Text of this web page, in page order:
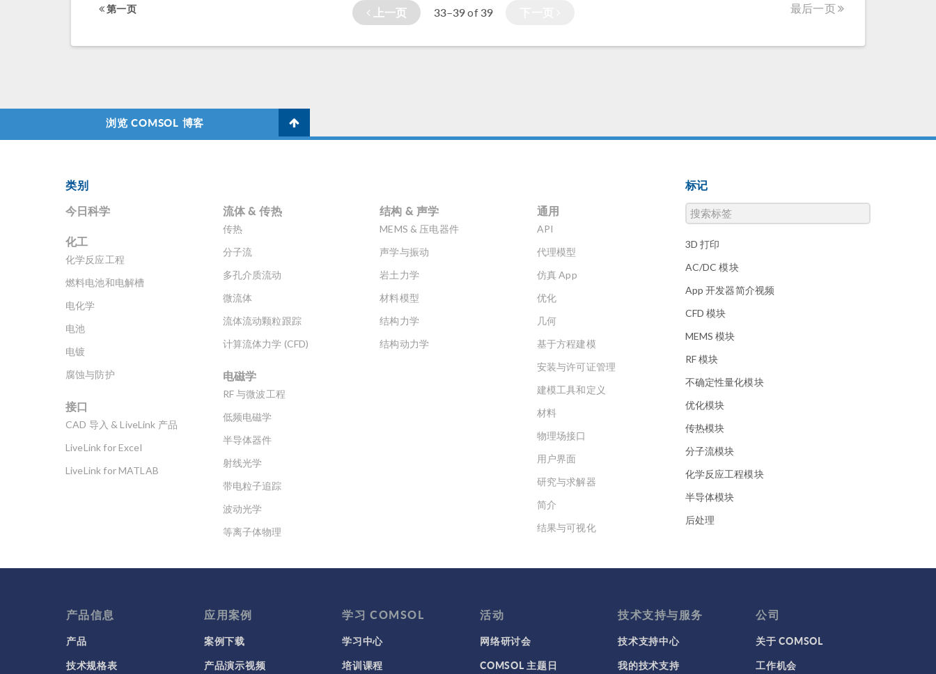
的相关性 e^{j(\omega t-m
转。我们的目标是由具有这种角
为“二维旋转”的位于“数据集”节
360° 的完整旋转。“二维旋转1”
的设置如下所示。可以看到，在
0，旋转角度被设置为 360。 二
维轴对称计算中的平面坐标为
域，因此没有被定义。不过，可
以通过选中“定义变量”旁的复选
标。“二维旋转1”数据集中的角度
变量名被设置为“rev1phi”，并可
达式中。 如下图所示，考虑一个
带矩形截面的轴对称谐振腔。在
面。 我们可以使用特征频率研究
计算谐振模式。假设我们想绘制
在 rz 平面 绘制出的电场大小。
我们还可以在将空腔一分为二的
用 xy 平面 上的“emw.normE”三
1。右下图中绘制了电场的大
因为它遵循 | e^{j(\omega t – m
量 现在，我们来绘制空腔平面内
电场径向分量的实部。具体来
第一页 上一页 33–39of39 最后一页
浏览 COMSOL 博客
类别
今日科学
化工
化学反应工程
燃料电池和电解槽
电化学
电池
电镀
腐蚀与防护
接口
CAD 导入 & LiveLink 产品
LiveLink for Excel
LiveLink for MATLAB
流体 & 传热
传热
分子流
多孔介质流动
微流体
流体流动颗粒跟踪
计算流体力学 (CFD)
电磁学
RF 与微波工程
低频电磁学
半导体器件
射线光学
带电粒子追踪
波动光学
等离子体物理
结构 & 声学
MEMS & 压电器件
声学与振动
岩土力学
材料模型
结构力学
结构动力学
通用
API
代理模型
仿真 App
优化
几何
基于方程建模
安装与许可证管理
建模工具和定义
材料
物理场接口
用户界面
研究与求解器
简介
结果与可视化
标记
3D 打印
AC/DC 模块
App 开发器简介视频
CFD 模块
MEMS 模块
RF 模块
不确定性量化模块
优化模块
传热模块
分子流模块
化学反应工程模块
半导体模块
后处理
地热能系列
复合材料模块
产品信息
产品
技术规格表
应用案例
案例下载
产品演示视频
学习 COMSOL
学习中心
培训课程
活动
网络研讨会
COMSOL 主题日
技术支持与服务
技术支持中心
我的技术支持
公司
关于 COMSOL
工作机会